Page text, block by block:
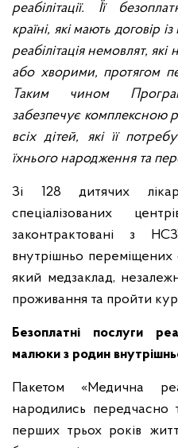
реабілітації. Її
країні, які мають договір
реабілітація немовлят,
або хворими, протягом
Таким чином
забезпечує комплексною
всіх дітей, які її
їхнього народження та
Зі 128 дитячих
спеціалізованих
законтрактовані з
внутрішньо
який медзаклад,
проживання та пройти курс
Безоплатні послуги
малюки з родин
Пакетом «Медична
народились передчасно
перших трьох років